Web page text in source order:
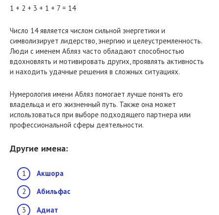
1 + 2 + 3 + 1 + 7 = 14
Число 14 является числом сильной энергетики и
символизирует лидерство, энергию и целеустремленность.
Люди с именем Абляз часто обладают способностью
вдохновлять и мотивировать других, проявлять активность
и находить удачные решения в сложных ситуациях.
Нумерология имени Абляз помогает лучше понять его
владельца и его жизненный путь. Также она может
использоваться при выборе подходящего партнера или
профессиональной сферы деятельности.
Другие имена:
Акшора
Абильфас
Адиат